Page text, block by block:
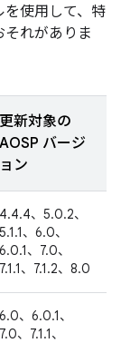
を使用して、特
れがありま
更新対象の
AOSP バージ
ョン
4.4.4、5.0.2、
5.1.1、6.0、
6.0.1、7.0、
7.1.1、7.1.2、8.0
6.0、6.0.1、
7.0、7.1.1、